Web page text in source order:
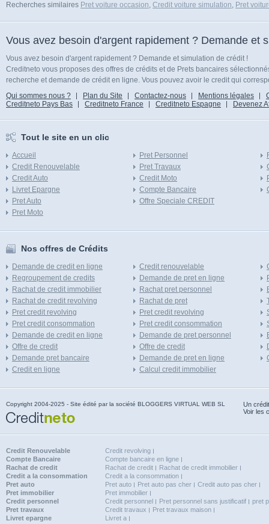
Recherches similaires Pret voiture occasion, Credit voiture simulation, Pret
Vous avez besoin d'argent rapidement ? Demande et
Vous avez besoin d'argent rapidement ? Demande et simulation de crédit !
Creditneto vous proposes des offres de crédits et de Prets bancaires
recherche et demande de crédit en ligne. Vous pouvez avoir le credit qui
Qui sommes nous ?
Plan du Site Contactez-nous Mentions légales
Creditneto Pays Bas
Creditneto France Creditneto Espagne Devenez
Tout le site en un clic
Accueil
Credit Renouvelable
Credit Auto
Livret Epargne
Pret Auto
Pret Moto
Pret Personnel
Pret Travaux
Credit Moto
Compte Bancaire
Offre Speciale CREDIT
Nos offres de Crédits
Demande de credit en ligne
Regroupement de credits
Rachat de credit immobilier
Rachat de credit revolving
Pret credit revolving
Pret credit consommation
Demande de credit en ligne
Offre de credit
Demande pret bancaire
Credit en ligne
Credit renouvelable
Demande de pret en ligne
Rachat pret personnel
Rachat de pret
Pret credit revolving
Pret credit consommation
Demande de pret personnel
Offre de credit
Demande de pret en ligne
Calcul credit immobilier
Copyright 2004-2025 - Site édité par la société BLOGGERS VIRTUAL WEB SL
Un
Voir les
Credit Renouvelable
Credit revolving
Compte Bancaire
Compte bancaire en ligne
Rachat de credit
Rachat de credit
Rachat de credit immobilier
Credit a la consommation
Credit a la consommation
Pret auto
Pret auto Pret auto pas cher
Credit auto pas cher
Pret immobilier
Pret immobilier
Credit personnel
Credit personnel Pret personnel sans justificatif
pret
Pret travaux
Credit travaux
Pret travaux maison
Livret epargne
Livret a